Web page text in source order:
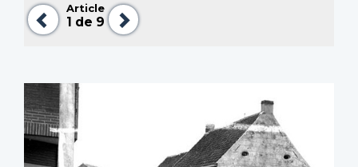
Précédent
Article
1 de 9
Suivant